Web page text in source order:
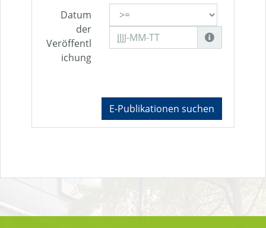
Datum
der
Veröffentl
ichung
E-Publikationen suchen